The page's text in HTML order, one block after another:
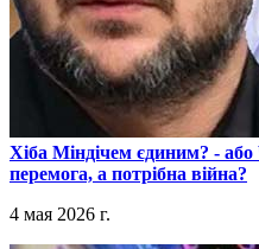
​Хіба Міндічем єдиним? -
перемога, а потрібна війна?
4 мая 2026 г.